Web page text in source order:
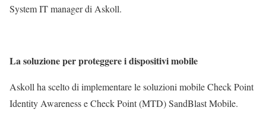
System IT manager di Askoll.
La soluzione per proteggere i dispositivi mobile
Askoll ha scelto di implementare le soluzioni mobile Check Point
Identity Awareness e Check Point (MTD) SandBlast Mobile.